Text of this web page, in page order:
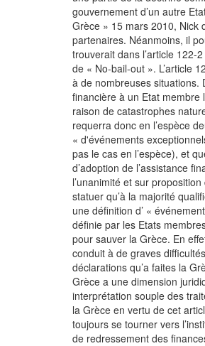
gouvernement d’un autre
Grèce » 15 mars 2010, Nick
partenaires. Néanmoins, il
trouverait dans l’article 122-
de « No-bail-out ». L’article
à de nombreuses situations.
financière à un Etat
raison de catastrophes
requerra donc en l’espèce
« d'événements
pas le cas en l’espèce), et
d’adoption de l’assistance
l’unanimité et sur
statuer qu’à la majorité
une définition d’ «
définie par les Etats
pour sauver la Grèce. En
conduit à de graves
déclarations qu’a faites la
Grèce a une dimension
interprétation souple des
la Grèce en vertu de cet
toujours se tourner vers
de redressement des